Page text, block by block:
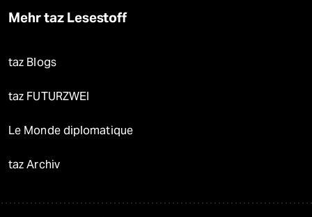
Mehr taz Lesestoff
taz Blogs
taz FUTURZWEI
Le Monde diplomatique
taz Archiv